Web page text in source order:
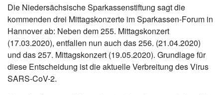
Die Niedersächsische Sparkassenstiftung sagt die
kommenden drei Mittagskonzerte im Sparkassen-Forum in
Hannover ab: Neben dem 255. Mittagskonzert
(17.03.2020), entfallen nun auch das 256. (21.04.2020)
und das 257. Mittagskonzert (19.05.2020). Grundlage für
diese Entscheidung ist die aktuelle Verbreitung des Virus
SARS-CoV-2.